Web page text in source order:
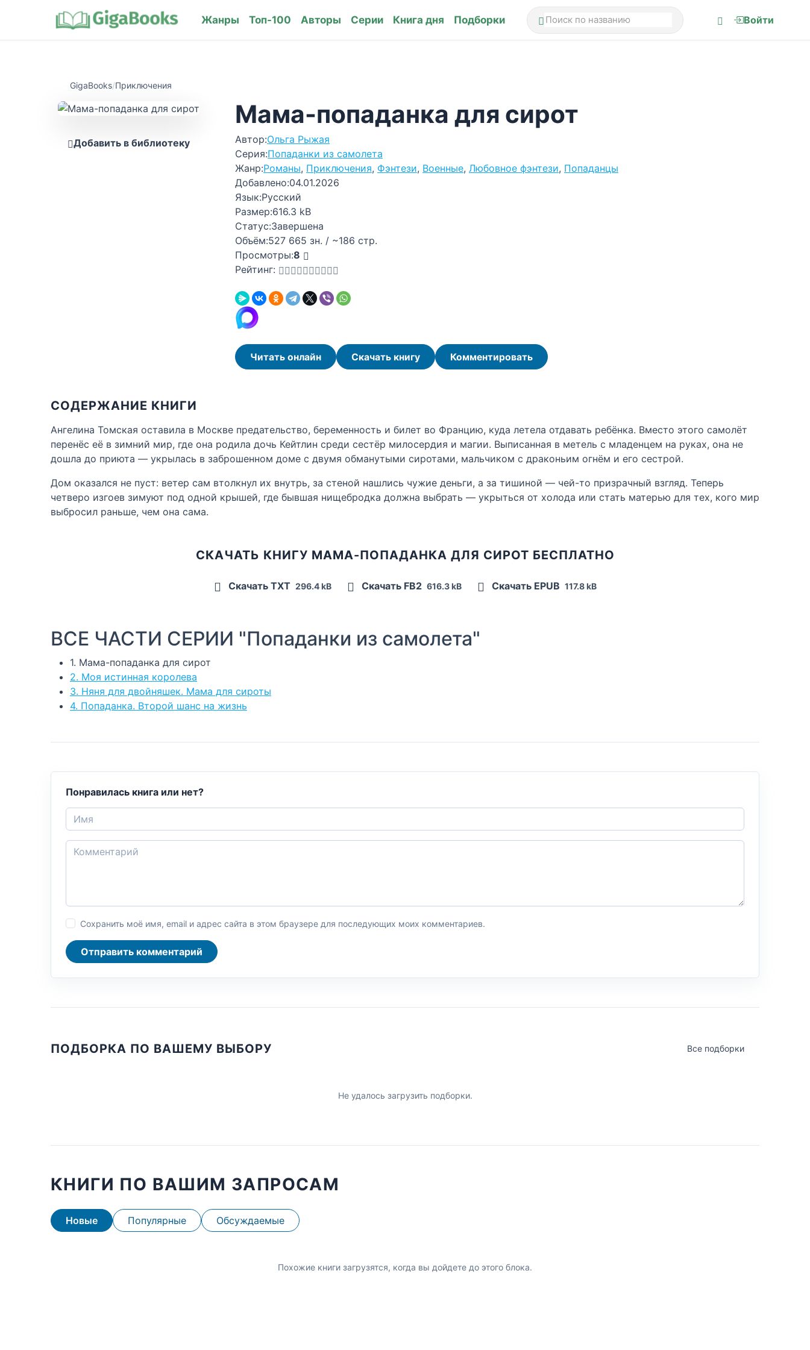
Жанры Топ-100 Авторы Серии Книга дня Подборки Войти
GigaBooks/Приключения
Добавить в библиотеку
Мама-попаданка для сирот
Автор:Ольга Рыжая
Серия:Попаданки из самолета
Жанр:Романы, Приключения, Фэнтези, Военные, Любовное фэнтези, Попаданцы
Добавлено:04.01.2026
Язык:Русский
Размер:616.3 kB
Статус:Завершена
Объём:527 665 зн. / ~186 стр.
Просмотры:8
Рейтинг:
Читать онлайн Скачать книгу Комментировать
СОДЕРЖАНИЕ КНИГИ
Ангелина Томская оставила в Москве предательство, беременность и билет во Францию, куда летела отдавать ребёнка. Вместо этого самолёт
перенёс её в зимний мир, где она родила дочь Кейтлин среди сестёр милосердия и магии. Выписанная в метель с младенцем на руках, она не
дошла до приюта — укрылась в заброшенном доме с двумя обманутыми сиротами, мальчиком с драконьим огнём и его сестрой.
Дом оказался не пуст: ветер сам втолкнул их внутрь, за стеной нашлись чужие деньги, а за тишиной — чей-то призрачный взгляд. Теперь
четверо изгоев зимуют под одной крышей, где бывшая нищебродка должна выбрать — укрыться от холода или стать матерью для тех, кого мир
выбросил раньше, чем она сама.
СКАЧАТЬ КНИГУ МАМА-ПОПАДАНКА ДЛЯ СИРОТ БЕСПЛАТНО
Скачать TXT 296.4 kB Скачать FB2 616.3 kB Скачать EPUB 117.8 kB
ВСЕ ЧАСТИ СЕРИИ "Попаданки из самолета"
1. Мама-попаданка для сирот
2. Моя истинная королева
3. Няня для двойняшек. Мама для сироты
4. Попаданка. Второй шанс на жизнь
Понравилась книга или нет?
Сохранить моё имя, email и адрес сайта в этом браузере для последующих моих комментариев.
Отправить комментарий
ПОДБОРКА ПО ВАШЕМУ ВЫБОРУ Все подборки
Не удалось загрузить подборки.
КНИГИ ПО ВАШИМ ЗАПРОСАМ
Новые Популярные Обсуждаемые
Похожие книги загрузятся, когда вы дойдете до этого блока.